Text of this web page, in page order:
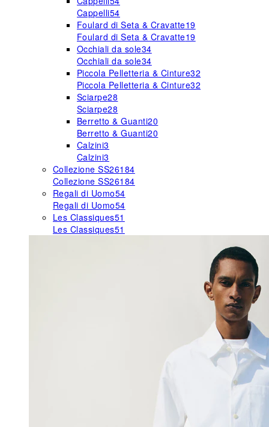
Cappelli54
Foulard di Seta & Cravatte19
Foulard di Seta & Cravatte19
Occhiali da sole34
Occhiali da sole34
Piccola Pelletteria & Cinture32
Piccola Pelletteria & Cinture32
Sciarpe28
Sciarpe28
Berretto & Guanti20
Berretto & Guanti20
Calzini3
Calzini3
Collezione SS26184
Collezione SS26184
Regali di Uomo54
Regali di Uomo54
Les Classiques51
Les Classiques51